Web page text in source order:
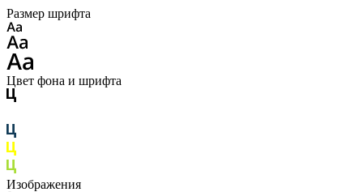
Размер шрифта
Цвет фона и шрифта
Изображения